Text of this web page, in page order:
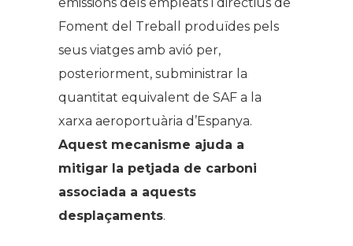
Foment del Treball produïdes pels
seus viatges amb avió per,
posteriorment, subministrar la
quantitat equivalent de SAF a la
xarxa aeroportuària d’Espanya.
Aquest mecanisme ajuda a
mitigar la petjada de carboni
associada a aquests
desplaçaments.